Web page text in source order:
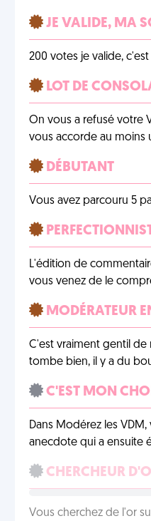
JE VALIDE, MA
200 votes je valide,
LOT DE
On vous a refusé votre
vous accorde au moins
DÉBUTANT
Vous avez parcouru 5
L'édition de
vous venez de le
MODÉRATEUR
C'est vraiment gentil de
tombe bien, il y a du
C'EST MON
Dans Modérez les
anecdote qui a ensuite
CHERCHEUR
Vous cherchez de l'or